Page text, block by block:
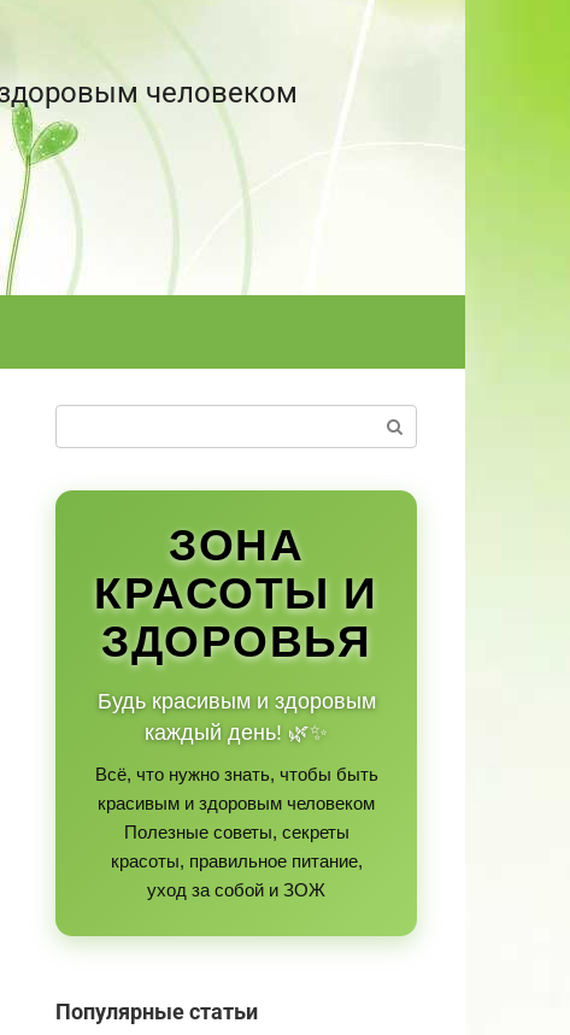
человеком
ЗОНА
КРАСОТЫ И
ЗДОРОВЬЯ
Будь красивым и здоровым
каждый день! 🌿✨
Всё, что нужно знать, чтобы быть
красивым и здоровым человеком
Полезные советы, секреты
красоты, правильное питание,
уход за собой и ЗОЖ
Популярные статьи